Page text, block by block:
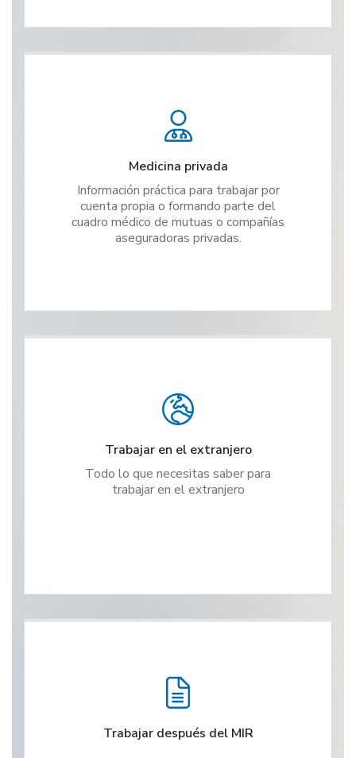
Medicina privada
Información práctica para trabajar por
cuenta propia o formando parte del
cuadro médico de mutuas o compañías
aseguradoras privadas.
Trabajar en el extranjero
Todo lo que necesitas saber para
trabajar en el extranjero
Trabajar después del MIR